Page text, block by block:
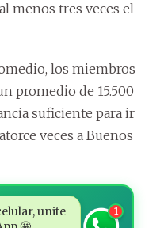
menos tres veces el
los miembros
promedio de 15.500
suficiente para ir
veces a Buenos
unite
1